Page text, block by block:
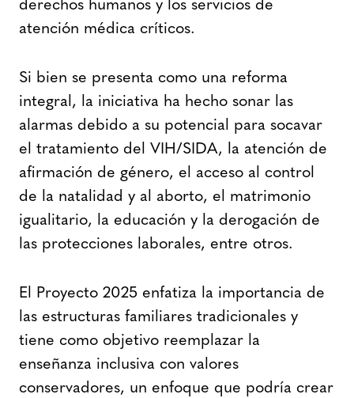
derechos humanos y los servicios de
atención médica críticos.
Si bien se presenta como una reforma
integral, la iniciativa ha hecho sonar las
alarmas debido a su potencial para socavar
el tratamiento del VIH/SIDA, la atención de
afirmación de género, el acceso al control
de la natalidad y al aborto, el matrimonio
igualitario, la educación y la derogación de
las protecciones laborales, entre otros.
El Proyecto 2025 enfatiza la importancia de
las estructuras familiares tradicionales y
tiene como objetivo reemplazar la
enseñanza inclusiva con valores
conservadores, un enfoque que podría crear